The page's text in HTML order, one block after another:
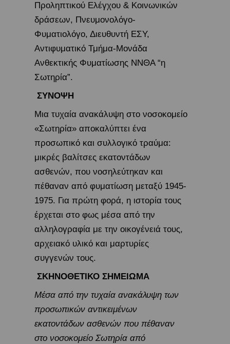
Προληπτικού Ελέγχου & Κοινωνικών
δράσεων, Πνευμονολόγο-
Φυματιολόγο, Διευθυντή ΕΣΥ,
Αντιφυματικό Τμήμα-Μονάδα
Ανθεκτικής Φυματίωσης ΝΝΘΑ “η
Σωτηρία”.
ΣΥΝΟΨΗ
Μια τυχαία ανακάλυψη στο νοσοκομείο
«Σωτηρία» αποκαλύπτει ένα
προσωπικό και συλλογικό τραύμα:
μικρές βαλίτσες εκατοντάδων
ασθενών, που νοσηλεύτηκαν και
πέθαναν από φυματίωση μεταξύ 1945-
1975. Για πρώτη φορά, η ιστορία τους
έρχεται στο φως μέσα από την
αλληλογραφία με την οικογένειά τους,
αρχειακό υλικό και μαρτυρίες
συγγενών τους.
ΣΚΗΝΟΘΕΤΙΚΟ ΣΗΜΕΙΩΜΑ
Μέσα από την τυχαία ανακάλυψη των
προσωπικών αντικειμένων
εκατοντάδων ασθενών που πέθαναν
στο νοσοκομείο Σωτηρία από